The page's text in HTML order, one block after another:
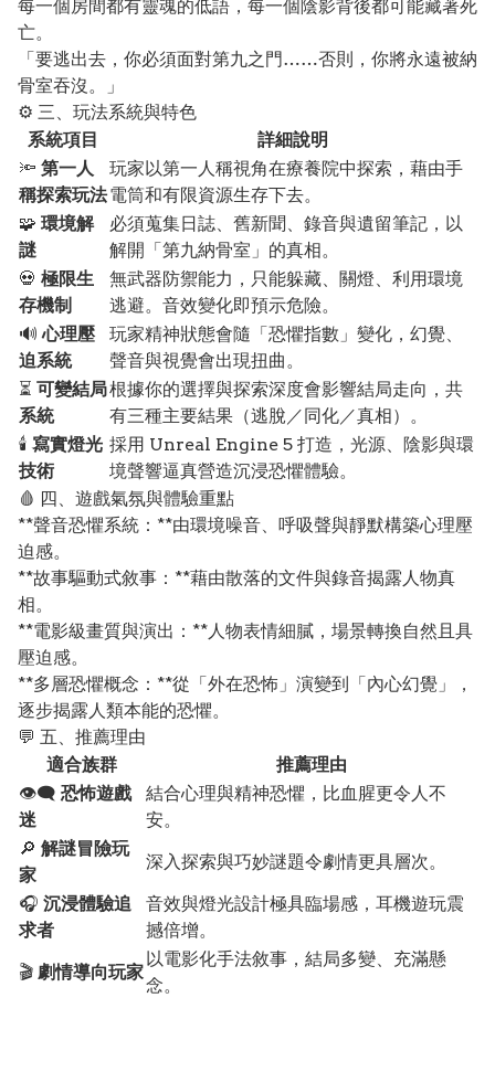
每一個房間都有靈魂的低語，每一個陰影背後都可能藏著死
亡。
「要逃出去，你必須面對第九之門……否則，你將永遠被納
骨室吞沒。」
⚙️ 三、玩法系統與特色
系統項目
詳細說明
🔦 第一人
稱探索玩法
玩家以第一人稱視角在療養院中探索，藉由手
電筒和有限資源生存下去。
🧩 環境解
謎
必須蒐集日誌、舊新聞、錄音與遺留筆記，以
解開「第九納骨室」的真相。
💀 極限生
存機制
無武器防禦能力，只能躲藏、關燈、利用環境
逃避。音效變化即預示危險。
🔊心理壓
迫系統
玩家精神狀態會隨「恐懼指數」變化，幻覺、
聲音與視覺會出現扭曲。
⏳ 可變結局
系統
根據你的選擇與探索深度會影響結局走向，共
有三種主要結果（逃脫／同化／真相）。
🕯️寫實燈光
技術
採用 Unreal Engine 5 打造，光源、陰影與環
境聲響逼真營造沉浸恐懼體驗。
🩸 四、遊戲氣氛與體驗重點
**聲音恐懼系統：**由環境噪音、呼吸聲與靜默構築心理壓
迫感。
**故事驅動式敘事：**藉由散落的文件與錄音揭露人物真
相。
**電影級畫質與演出：**人物表情細膩，場景轉換自然且具
壓迫感。
**多層恐懼概念：**從「外在恐怖」演變到「內心幻覺」，
逐步揭露人類本能的恐懼。
💬 五、推薦理由
適合族群
推薦理由
👁️‍🗨️ 恐怖遊戲
迷
結合心理與精神恐懼，比血腥更令人不
安。
🔎 解謎冒險玩
家
深入探索與巧妙謎題令劇情更具層次。
🎧 沉浸體驗追
求者
音效與燈光設計極具臨場感，耳機遊玩震
撼倍增。
🎬 劇情導向玩家
以電影化手法敘事，結局多變、充滿懸
念。